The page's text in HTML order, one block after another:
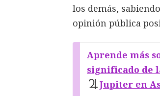
los demás,
opinión pública
Aprende más
significado de
Jupiter en